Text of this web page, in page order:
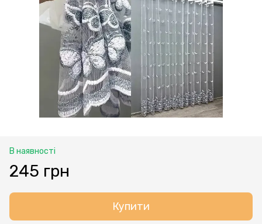
В наявності
245 грн
Купити